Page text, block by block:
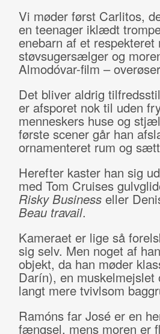
Vi møder først Carlitos,
en teenager iklædt
enebarn af et
støvsugersælger og
Almodóvar-film –
Det bliver aldrig
er afsporet nok til uden
menneskers huse og
første scener går han
ornamenteret rum og
Herefter kaster han sig
med Tom Cruises
Risky Business eller
Beau travail.
Kameraet er lige så
sig selv. Men noget af
objekt, da han møder
Darín), en muskelmejslet
langt mere tvivlsom
Ramóns far José er en
fængsel, mens moren er